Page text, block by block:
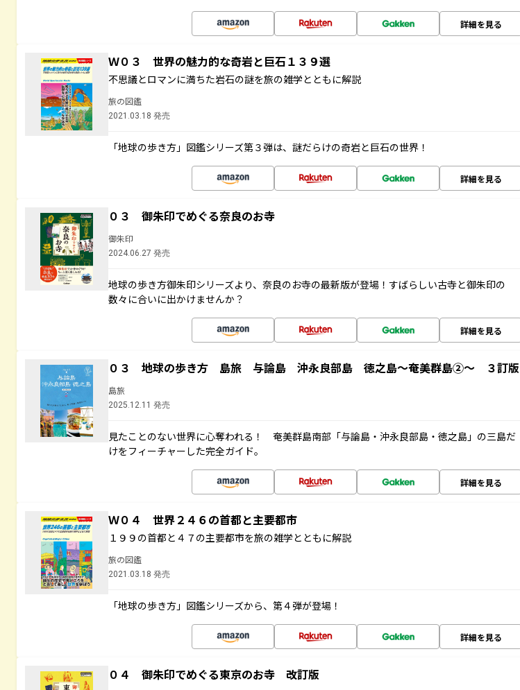
詳細を見る
Ｗ０３ 世界の魅力的な奇岩と巨石１３９選
不思議とロマンに満ちた岩石の謎を旅の雑学とともに解説
旅の図鑑
2021.03.18 発売
「地球の歩き方」図鑑シリーズ第３弾は、謎だらけの奇岩と巨石の世界！
詳細を見る
０３ 御朱印でめぐる奈良のお寺
御朱印
2024.06.27 発売
地球の歩き方御朱印シリーズより、奈良のお寺の最新版が登場！すばらしい古寺と御朱印の
数々に合いに出かけませんか？
詳細を見る
０３ 地球の歩き方 島旅 与論島 沖永良部島 徳之島～奄美群島②～ ３訂版
島旅
2025.12.11 発売
見たことのない世界に心奪われる！ 奄美群島南部「与論島・沖永良部島・徳之島」の三島だ
けをフィーチャーした完全ガイド。
詳細を見る
Ｗ０４ 世界２４６の首都と主要都市
１９９の首都と４７の主要都市を旅の雑学とともに解説
旅の図鑑
2021.03.18 発売
「地球の歩き方」図鑑シリーズから、第４弾が登場！
詳細を見る
０４ 御朱印でめぐる東京のお寺 改訂版